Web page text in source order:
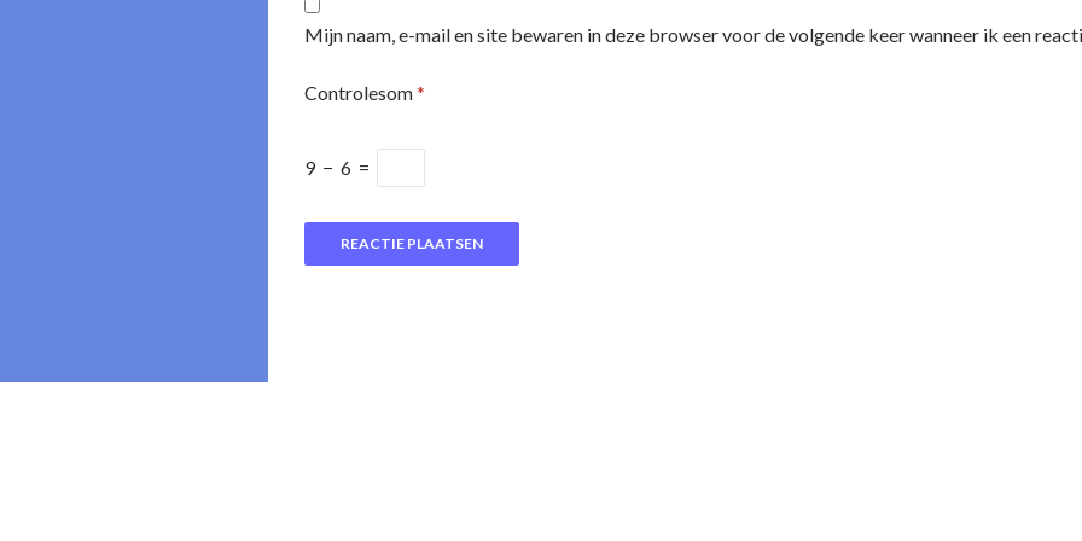
Mijn naam, e-mail en site bewaren in deze browser voor de volgende keer wanneer ik een
Controlesom*
9 − 6 =